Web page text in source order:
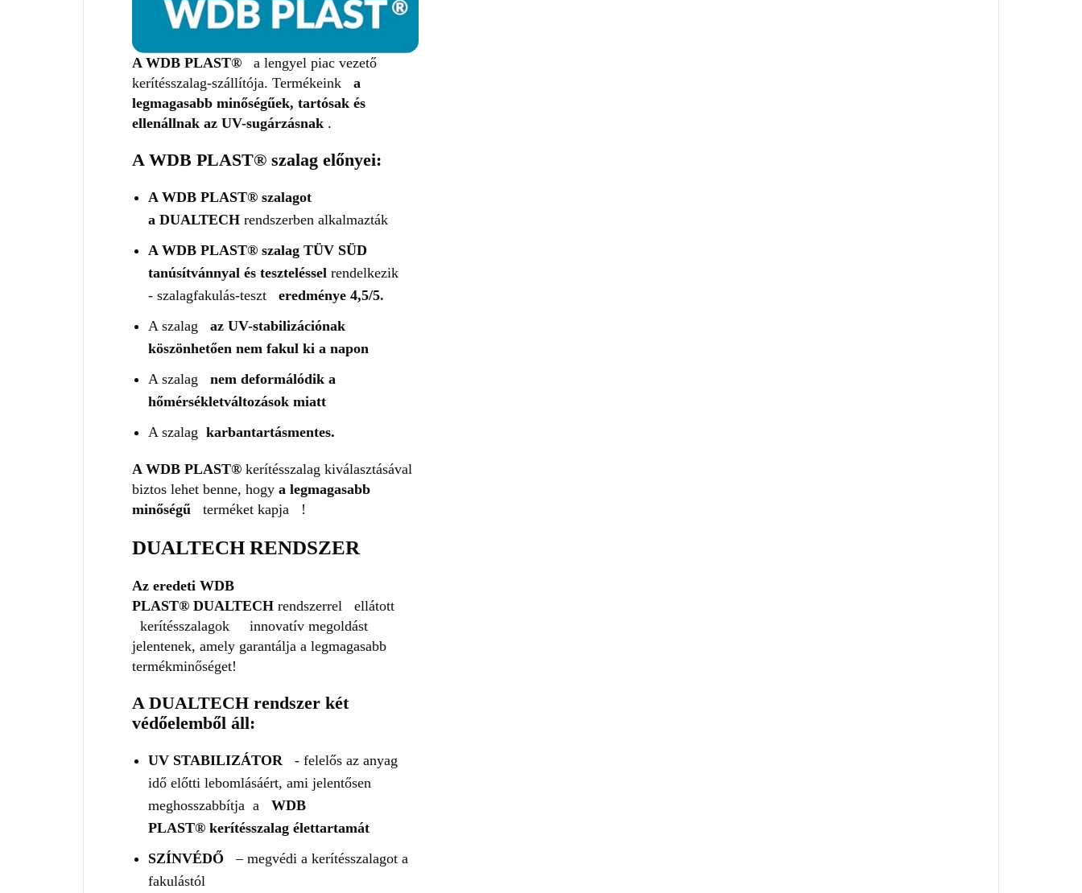
A WDB PLAST®
a lengyel piac vezető
kerítésszalag-szállítója. Termékeink
a
legmagasabb minőségűek, tartósak és
ellenállnak az UV-sugárzásnak .
A WDB PLAST® szalag előnyei:
A WDB PLAST® szalagot
a DUALTECH rendszerben alkalmazták
A WDB PLAST® szalag TÜV SÜD
tanúsítvánnyal és teszteléssel rendelkezik
- szalagfakulás-teszt
eredménye 4,5/5.
A szalag
az UV-stabilizációnak
köszönhetően nem fakul ki a napon
A szalag
nem deformálódik a
hőmérsékletváltozások miatt
A szalag karbantartásmentes.
A WDB PLAST® kerítésszalag kiválasztásával
biztos lehet benne, hogy a legmagasabb
minőségű
terméket kapja !
DUALTECH RENDSZER
Az eredeti WDB
PLAST® DUALTECH rendszerrel ellátott
kerítésszalagok
innovatív megoldást
jelentenek, amely garantálja a legmagasabb
termékminőséget!
A DUALTECH rendszer két
védőelemből áll:
UV STABILIZÁTOR
- felelős az anyag
idő előtti lebomlásáért, ami jelentősen
meghosszabbítja a
WDB
PLAST® kerítésszalag élettartamát
SZÍNVÉDŐ
– megvédi a kerítésszalagot a
fakulástól